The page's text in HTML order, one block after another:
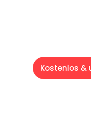
Kostenlos &